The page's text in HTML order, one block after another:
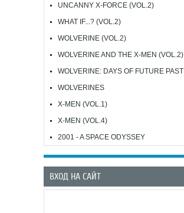
UNCANNY X-FORCE (VOL.2)
WHAT IF...? (VOL.2)
WOLVERINE (VOL.2)
WOLVERINE AND THE X-MEN (VOL.2)
WOLVERINE: DAYS OF FUTURE PAST
WOLVERINES
X-MEN (VOL.1)
X-MEN (VOL.4)
2001 - A SPACE ODYSSEY
ВХОД НА САЙТ